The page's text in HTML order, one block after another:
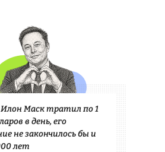
Маск тратил по 1
в день, его
не закончилось бы и
лет